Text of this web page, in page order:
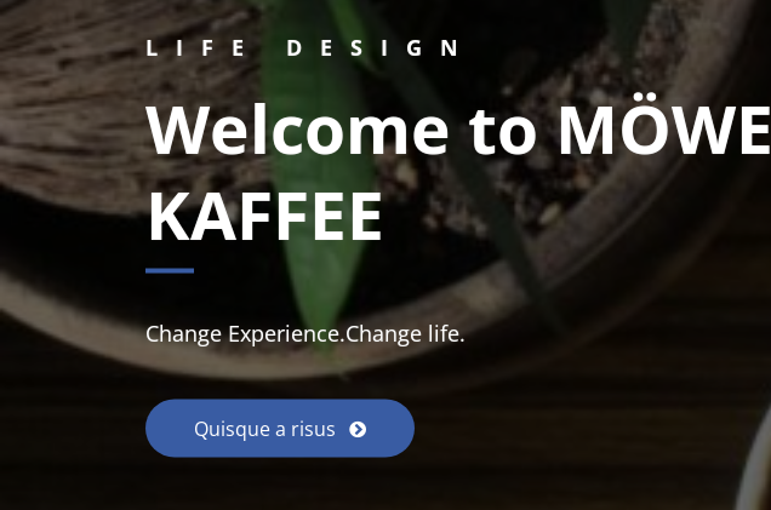
LIFE DESIGN
Welcome to MÖWE
KAFFEE
Change Experience.Change life.
Quisque a risus